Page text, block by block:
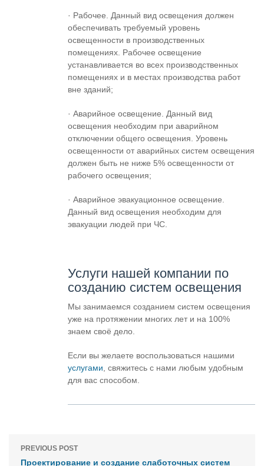
· Рабочее. Данный вид освещения должен
обеспечивать требуемый уровень
освещенности в производственных
помещениях. Рабочее освещение
устанавливается во всех производственных
помещениях и в местах производства работ
вне зданий;
· Аварийное освещение. Данный вид
освещения необходим при аварийном
отключении общего освещения. Уровень
освещенности от аварийных систем освещения
должен быть не ниже 5% освещенности от
рабочего освещения;
· Аварийное эвакуационное освещение.
Данный вид освещения необходим для
эвакуации людей при ЧС.
Услуги нашей компании по
созданию систем освещения
Мы занимаемся созданием систем освещения
уже на протяжении многих лет и на 100%
знаем своё дело.
Если вы желаете воспользоваться нашими
услугами , свяжитесь с нами любым удобным
для вас способом.
PREVIOUS POST
Проектирование и создание слаботочных систем